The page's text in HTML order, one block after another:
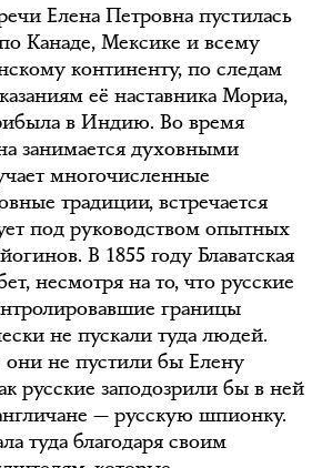
Елена Петровна пустилась
Канаде, Мексике и всему
континенту, по следам
её наставника Мориа,
в Индию. Во время
занимается духовными
многочисленные
традиции, встречается
под руководством опытных
В 1855 году Блаватская
несмотря на то, что русские
границы
не пускали туда людей.
не пустили бы Елену
русские заподозрили бы в ней
— русскую шпионку.
туда благодаря своим